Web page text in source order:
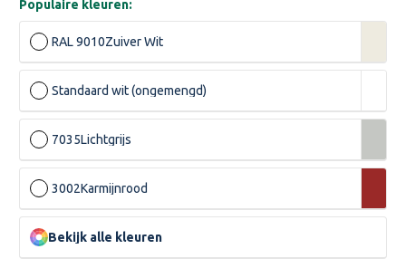
Populaire kleuren:
RAL 9010Zuiver Wit
Standaard wit (ongemengd)
7035Lichtgrijs
3002Karmijnrood
Bekijk alle kleuren